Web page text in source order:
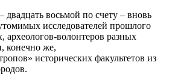
двадцать восьмой по счету – вновь
исследователей прошлого
археологов-волонтеров разных
конечно же,
исторических факультетов из